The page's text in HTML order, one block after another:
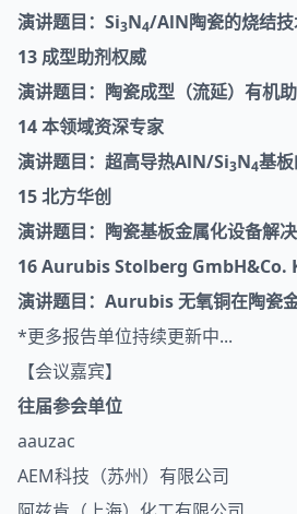
演讲题目：Si3N4/AlN陶瓷的烧结
13 成型助剂权威
演讲题目：陶瓷成型（流延）有机
14 本领域资深专家
演讲题目：超高导热AlN/Si3N4基
15 北方华创
演讲题目：陶瓷基板金属化设备解
16Aurubis Stolberg GmbH&Co.
演讲题目： Aurubis 无氧铜在陶瓷
*更多报告单位持续更新中...
【会议嘉宾】
往届参会单位
aauzac
AEM科技（苏州）有限公司